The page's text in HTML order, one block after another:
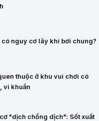
có nguy cơ lây khi bơi chung?
thuộc ở khu vui chơi có
vi khuẩn
"dịch chồng dịch": Sốt xuất